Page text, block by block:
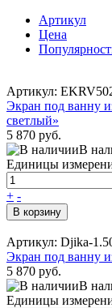
Артикул
Цена
Артикул:
Экран под ванну
светлый»
5 870 руб.
В
Единицы
+ -
В корзину
Артикул: Djika-
Экран под ванну
5 870 руб.
В
Единицы